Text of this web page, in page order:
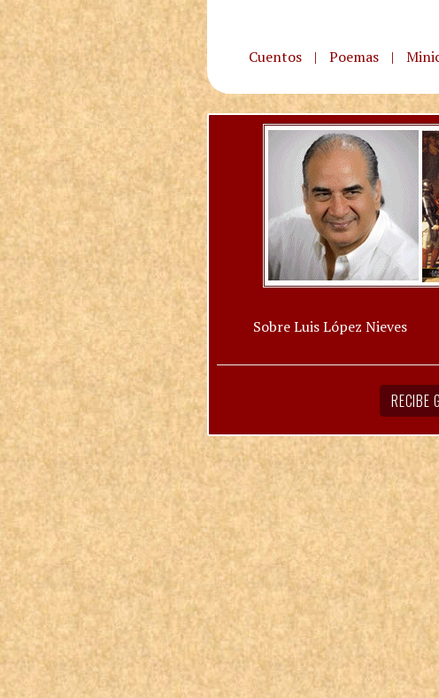
Cuentos | Poemas |
Sobre Luis López Nieves
RECIBE